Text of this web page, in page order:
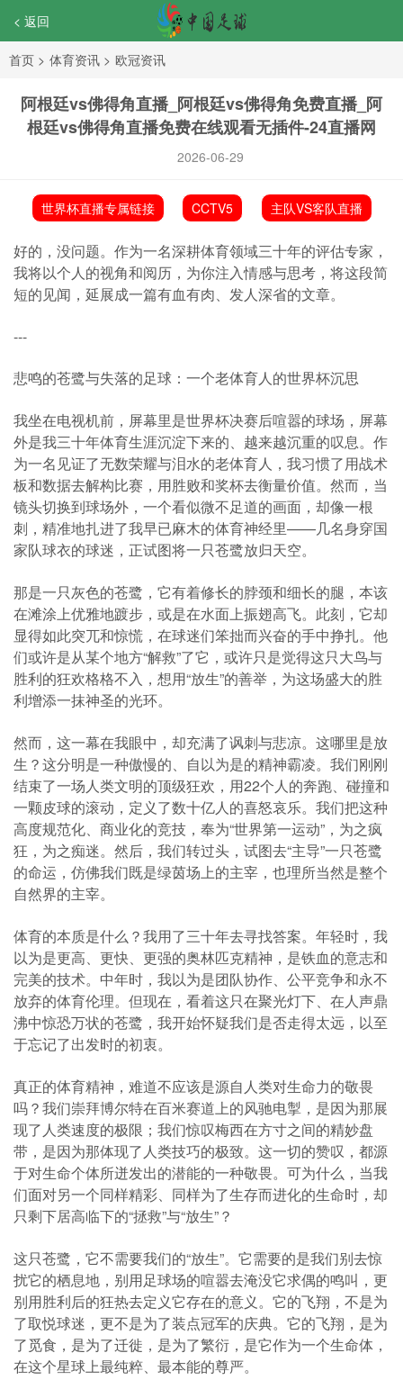
< 返回
首页 > 体育资讯 > 欧冠资讯
阿根廷vs佛得角直播_阿根廷vs佛得角免费直播_阿
根廷vs佛得角直播免费在线观看无插件-24直播网
2026-06-29
世界杯直播专属链接 CCTV5 主队VS客队直播
好的，没问题。作为一名深耕体育领域三十年的评估专家，
我将以个人的视角和阅历，为你注入情感与思考，将这段简
短的见闻，延展成一篇有血有肉、发人深省的文章。
---
悲鸣的苍鹭与失落的足球：一个老体育人的世界杯沉思
我坐在电视机前，屏幕里是世界杯决赛后喧嚣的球场，屏幕
外是我三十年体育生涯沉淀下来的、越来越沉重的叹息。作
为一名见证了无数荣耀与泪水的老体育人，我习惯了用战术
板和数据去解构比赛，用胜败和奖杯去衡量价值。然而，当
镜头切换到球场外，一个看似微不足道的画面，却像一根
刺，精准地扎进了我早已麻木的体育神经里——几名身穿国
家队球衣的球迷，正试图将一只苍鹭放归天空。
那是一只灰色的苍鹭，它有着修长的脖颈和细长的腿，本该
在滩涂上优雅地踱步，或是在水面上振翅高飞。此刻，它却
显得如此突兀和惊慌，在球迷们笨拙而兴奋的手中挣扎。他
们或许是从某个地方“解救”了它，或许只是觉得这只大鸟与
胜利的狂欢格格不入，想用“放生”的善举，为这场盛大的胜
利增添一抹神圣的光环。
然而，这一幕在我眼中，却充满了讽刺与悲凉。这哪里是放
生？这分明是一种傲慢的、自以为是的精神霸凌。我们刚刚
结束了一场人类文明的顶级狂欢，用22个人的奔跑、碰撞和
一颗皮球的滚动，定义了数十亿人的喜怒哀乐。我们把这种
高度规范化、商业化的竞技，奉为“世界第一运动”，为之疯
狂，为之痴迷。然后，我们转过头，试图去“主导”一只苍鹭
的命运，仿佛我们既是绿茵场上的主宰，也理所当然是整个
自然界的主宰。
体育的本质是什么？我用了三十年去寻找答案。年轻时，我
以为是更高、更快、更强的奥林匹克精神，是铁血的意志和
完美的技术。中年时，我以为是团队协作、公平竞争和永不
放弃的体育伦理。但现在，看着这只在聚光灯下、在人声鼎
沸中惊恐万状的苍鹭，我开始怀疑我们是否走得太远，以至
于忘记了出发时的初衷。
真正的体育精神，难道不应该是源自人类对生命力的敬畏
吗？我们崇拜博尔特在百米赛道上的风驰电掣，是因为那展
现了人类速度的极限；我们惊叹梅西在方寸之间的精妙盘
带，是因为那体现了人类技巧的极致。这一切的赞叹，都源
于对生命个体所迸发出的潜能的一种敬畏。可为什么，当我
们面对另一个同样精彩、同样为了生存而进化的生命时，却
只剩下居高临下的“拯救”与“放生”？
这只苍鹭，它不需要我们的“放生”。它需要的是我们别去惊
扰它的栖息地，别用足球场的喧嚣去淹没它求偶的鸣叫，更
别用胜利后的狂热去定义它存在的意义。它的飞翔，不是为
了取悦球迷，更不是为了装点冠军的庆典。它的飞翔，是为
了觅食，是为了迁徙，是为了繁衍，是它作为一个生命体，
在这个星球上最纯粹、最本能的尊严。